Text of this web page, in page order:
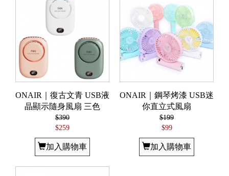
ONAIR｜復古文青 USB液
晶顯示隨身風扇 三色
$390
$259
加入購物車
ONAIR｜鋼琴烤漆 USB迷
你直立式風扇
$199
$99
加入購物車